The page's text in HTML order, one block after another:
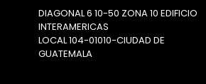
DIAGONAL 6 10-50 ZONA 10 EDIFICIO
INTERAMERICAS
LOCAL 104-01010-CIUDAD DE
GUATEMALA